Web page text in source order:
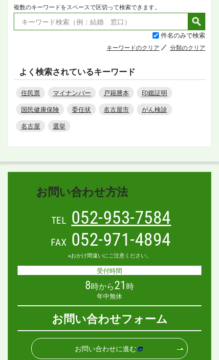
複数のキーワードをスペースで区切って検索できます。
件名のみで検索
キーワードのクリア 分類のクリア
よく検索されているキーワード
住民票 マイナンバー 戸籍謄本
印鑑証明
国民健康保険
委任状 名古屋市
がん検診
名古屋
選挙
お問い合わせ方法
TEL 052-953-7584
FAX 052-971-4894
※おかけ間違いにご注意ください。
受付時間
8時から21 時
年中無休
お問い合わせフォーム
お問い合わせに進む